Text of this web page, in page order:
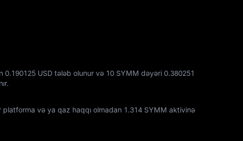
0.190125 USD tələb olunur və 10 SYMM dəyəri 0.380251
platforma və ya qaz haqqı olmadan 1.314 SYMM aktivinə